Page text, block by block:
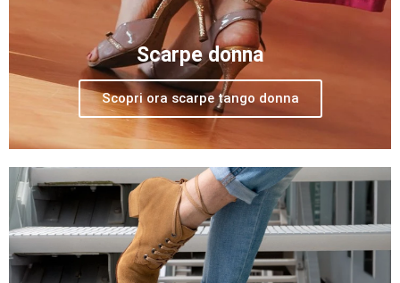
Scarpe donna
Scopri ora scarpe tango donna